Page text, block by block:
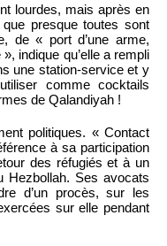
lourdes, mais après en
presque toutes sont
de « port d’une arme,
indique qu’elle a rempli
une station-service et y
comme cocktails
de Qalandiyah !
politiques. « Contact
à sa participation
des réfugiés et à un
Hezbollah. Ses avocats
d’un procès, sur les
sur elle pendant